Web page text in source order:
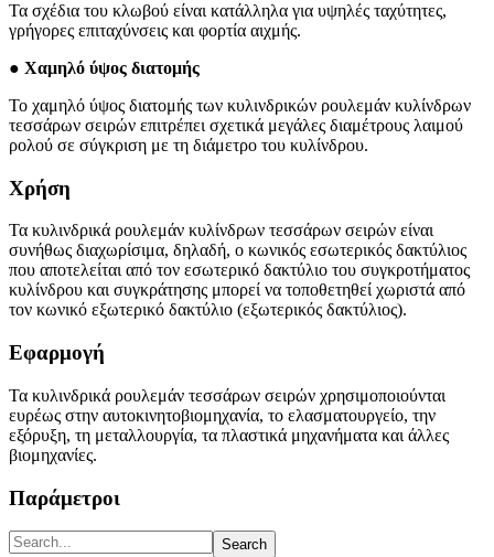
Τα σχέδια του κλωβού είναι κατάλληλα για υψηλές ταχύτητες,
γρήγορες επιταχύνσεις και φορτία αιχμής.
● Χαμηλό ύψος διατομής
Το χαμηλό ύψος διατομής των κυλινδρικών ρουλεμάν κυλίνδρων
τεσσάρων σειρών επιτρέπει σχετικά μεγάλες διαμέτρους λαιμού
ρολού σε σύγκριση με τη διάμετρο του κυλίνδρου.
Χρήση
Τα κυλινδρικά ρουλεμάν κυλίνδρων τεσσάρων σειρών είναι
συνήθως διαχωρίσιμα, δηλαδή, ο κωνικός εσωτερικός δακτύλιος
που αποτελείται από τον εσωτερικό δακτύλιο του συγκροτήματος
κυλίνδρου και συγκράτησης μπορεί να τοποθετηθεί χωριστά από
τον κωνικό εξωτερικό δακτύλιο (εξωτερικός δακτύλιος).
Εφαρμογή
Τα κυλινδρικά ρουλεμάν τεσσάρων σειρών χρησιμοποιούνται
ευρέως στην αυτοκινητοβιομηχανία, το ελασματουργείο, την
εξόρυξη, τη μεταλλουργία, τα πλαστικά μηχανήματα και άλλες
βιομηχανίες.
Παράμετροι